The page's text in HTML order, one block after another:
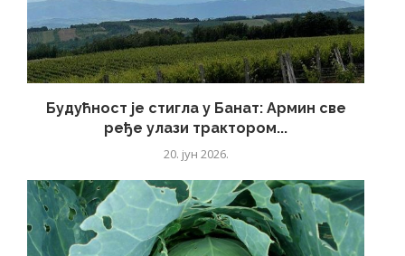
Будућност је стигла у Банат: Армин све
ређе улази трактором...
20. јун 2026.